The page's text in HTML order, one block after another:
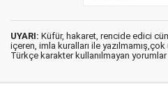
UYARI: Küfür, hakaret, rencide edici
içeren, imla kuralları ile
Türkçe karakter kullanılmayan